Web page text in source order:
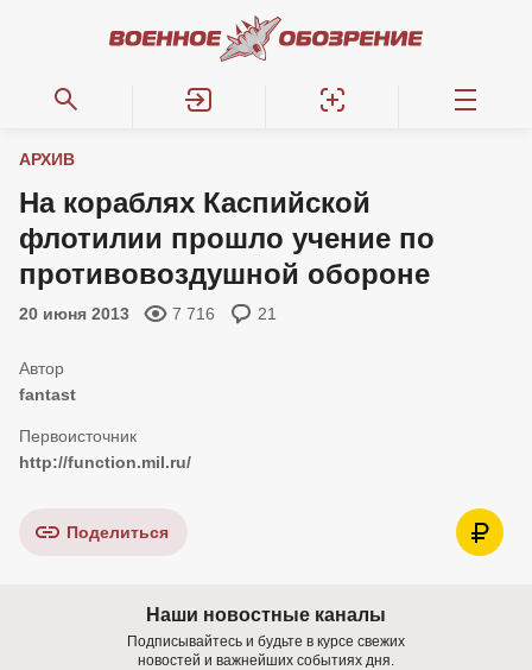
АРХИВ
На кораблях Каспийской
флотилии прошло учение по
противовоздушной обороне
20 июня 2013 7 716 21
fantast
http://function.mil.ru/
Поделиться
Наши новостные каналы
Подписывайтесь и будьте в курсе свежих
новостей и важнейших событиях дня.